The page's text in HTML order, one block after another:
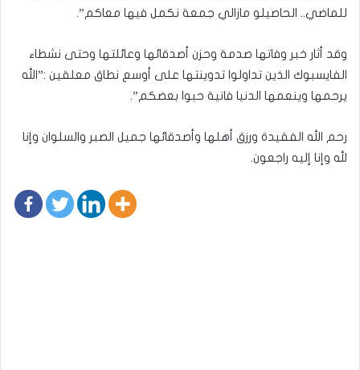
للماضي.. الحاصيلو مازالي جمعة نكمل فيها معاكم”.
وقد أثار خبر وفاتها صدمة وحزن أصدقائها وعائلتها وحتى نشطاء
الفايسبوك الذين تداولوا تدوينتها على أوسع نطاق معلقين :”الله
يرحمها وينعمها الدنيا فانية حبوا بعضكم”.
رحم الله الفقيدة ورزق أهلها وأصدقائها جميل الصبر والسلوان وإنا
لله وإنا إليه راجعون.